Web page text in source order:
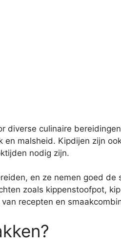
diverse culinaire
en malsheid. Kipdijen zijn
nodig zijn.
en ze nemen goed
zoals kippenstoofpot,
recepten en